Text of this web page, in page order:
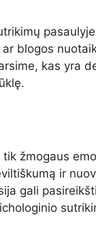
blogos
kas yra
žmogaus
ir
gali